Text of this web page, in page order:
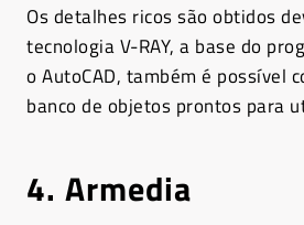
Os detalhes ricos são obtidos
tecnologia V-RAY, a base do
o AutoCAD, também é possível
banco de objetos prontos para
4. Armedia